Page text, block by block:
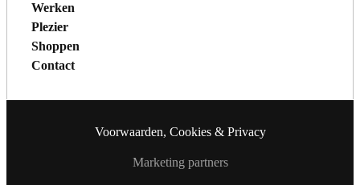
Werken
Plezier
Shoppen
Contact
Voorwaarden, Cookies & Privacy
Marketing partners